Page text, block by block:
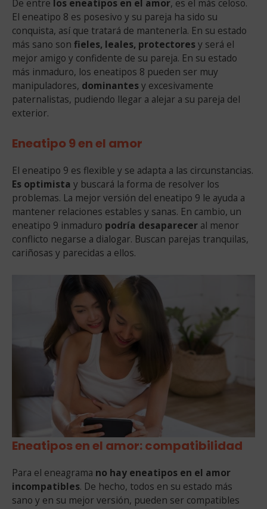
De entre los eneatipos en el amor, es el más celoso.
El eneatipo 8 es posesivo y su pareja ha sido su
conquista, así que tratará de mantenerla. En su estado
más sano son fieles, leales, protectoresy será el
mejor amigo y confidente de su pareja. En su estado
más inmaduro, los eneatipos 8 pueden ser muy
manipuladores, dominantesy excesivamente
paternalistas, pudiendo llegar a alejar a su pareja del
exterior.
Eneatipo 9 en el amor
El eneatipo 9 es flexible y se adapta a las circunstancias.
Es optimista y buscará la forma de resolver los
problemas. La mejor versión del eneatipo 9 le ayuda a
mantener relaciones estables y sanas. En cambio, un
eneatipo 9 inmaduro podría desaparecer al menor
conflicto negarse a dialogar. Buscan parejas tranquilas,
cariñosas y parecidas a ellos.
Eneatipos en el amor: compatibilidad
Para el eneagrama no hay eneatipos en el amor
incompatibles. De hecho, todos en su estado más
sano y en su mejor versión, pueden ser compatibles